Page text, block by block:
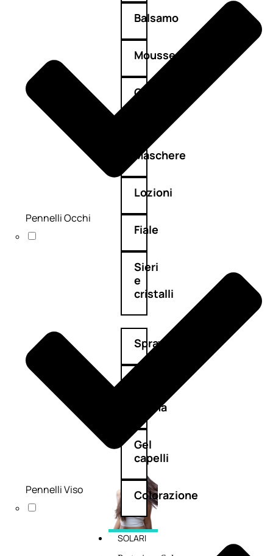
Balsamo
Mousse
Olii
Maschere
Lozioni
Fiale
Sieri
e
cristalli
Spray
crema
Gel
capelli
Colorazione
SOLARI
Pennelli Occhi
Pennelli Viso